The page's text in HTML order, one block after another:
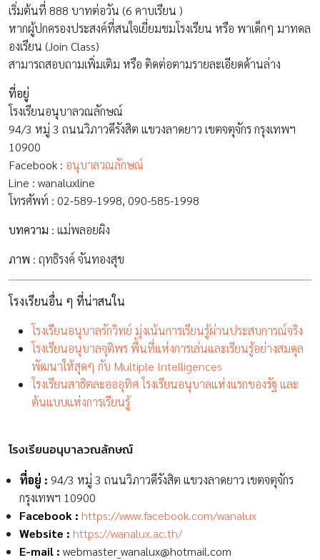
เริ่มต้นที่ 888 บาทต่อวัน (6 คาบเรียน )
หากผู้ปกครองประสงค์ที่สนใจเยี่ยมชมโรงเรียน หรือ พาเด็กๆ มาทดล
องเรียน (Join Class)
สามารถสอบถามเพิ่มเติม หรือ ติดต่อตามรายละเอียดด้านล่าง
ที่อยู่
โรงเรียนอนุบาลวณลักษณ์
94/3 หมู่ 3 ถนนวิภาวดีรังสิต แขวงลาดยาว เขตจตุจักร กรุงเทพฯ
10900
Facebook : อนุบาลวณลักษณ์
Line : wanaluxline
โทรศัพท์ : 02-589-1998, 090-585-1998
บทความ : แม่พลอยผิง
ภาพ : ฤทธิรงค์ จันทองสุข
โรงเรียนอื่น ๆ ที่น่าสนใน
โรงเรียนอนุบาลรักวิทย์ มุ่งเน้นการเรียนรู้ผ่านประสบการณ์จริง
โรงเรียนอนุบาลจุติพร พื้นที่แห่งการเล่นและเรียนรู้อย่างสมดุล
พัฒนาให้สุดๆ กับ Multiple Intelligences
โรงเรียนสาธิตละอออุทิศ โรงเรียนอนุบาลแห่งแรกของรัฐ และ
ต้นแบบแห่งการเรียนรู้
โรงเรียนอนุบาลวณลักษณ์
ที่อยู่ : 94/3 หมู่ 3 ถนนวิภาวดีรังสิต แขวงลาดยาว เขตจตุจักร
กรุงเทพฯ 10900
Facebook : https://www.facebook.com/wanalux
Website : https://wanalux.ac.th/
E-mail : webmaster_wanalux@hotmail.com